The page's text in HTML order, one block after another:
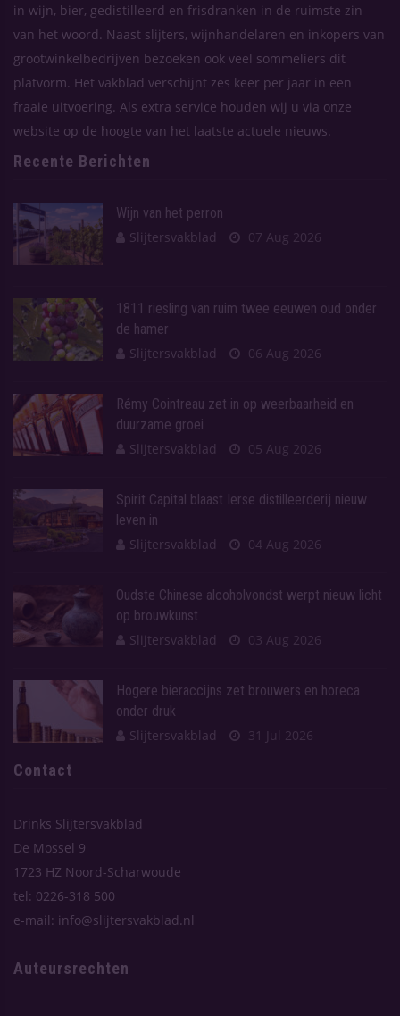
in wijn, bier, gedistilleerd en frisdranken in de ruimste zin
van het woord. Naast slijters, wijnhandelaren en inkopers van
grootwinkelbedrijven bezoeken ook veel sommeliers dit
platvorm. Het vakblad verschijnt zes keer per jaar in een
fraaie uitvoering. Als extra service houden wij u via onze
website op de hoogte van het laatste actuele nieuws.
Recente Berichten
Wijn van het perron
Slijtersvakblad
07 Aug 2026
1811 riesling van ruim twee eeuwen oud onder
de hamer
Slijtersvakblad
06 Aug 2026
Rémy Cointreau zet in op weerbaarheid en
duurzame groei
Slijtersvakblad
05 Aug 2026
Spirit Capital blaast Ierse distilleerderij nieuw
leven in
Slijtersvakblad
04 Aug 2026
Oudste Chinese alcoholvondst werpt nieuw licht
op brouwkunst
Slijtersvakblad
03 Aug 2026
Hogere bieraccijns zet brouwers en horeca
onder druk
Slijtersvakblad
31 Jul 2026
Contact
Drinks Slijtersvakblad
De Mossel 9
1723 HZ Noord-Scharwoude
tel: 0226-318 500
e-mail: info@slijtersvakblad.nl
Auteursrechten